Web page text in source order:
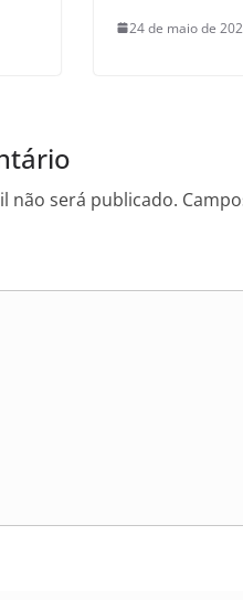
24 de maio de
não será publicado.